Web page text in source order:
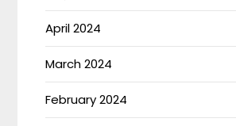
April 2024
March 2024
February 2024